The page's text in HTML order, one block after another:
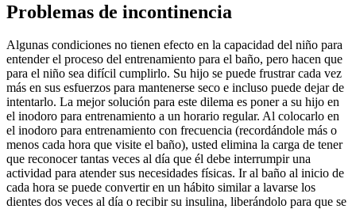
Problemas de incontinencia
Algunas condiciones no tienen efecto en la capacidad del niño para
entender el proceso del entrenamiento para el baño, pero hacen que
para el niño sea difícil cumplirlo. Su hijo se puede frustrar cada vez
más en sus esfuerzos para mantenerse seco e incluso puede dejar de
intentarlo. La mejor solución para este dilema es poner a su hijo en
el inodoro para entrenamiento a un horario regular. Al colocarlo en
el inodoro para entrenamiento con frecuencia (recordándole más o
menos cada hora que visite el baño), usted elimina la carga de tener
que reconocer tantas veces al día que él debe interrumpir una
actividad para atender sus necesidades físicas. Ir al baño al inicio de
cada hora se puede convertir en un hábito similar a lavarse los
dientes dos veces al día o recibir su insulina, liberándolo para que se